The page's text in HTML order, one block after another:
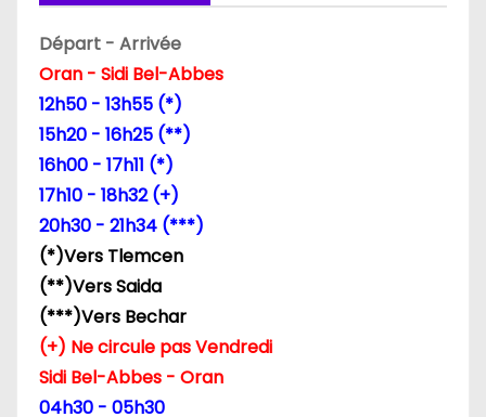
n
d
e
a
r
t
Départ - Arrivée
Oran - Sidi Bel-Abbes
12h50 - 13h55 (*)
15h20 - 16h25 (**)
16h00 - 17h11 (*)
17h10 - 18h32 (+)
20h30 - 21h34 (***)
(*)Vers Tlemcen
(**)Vers Saida
(***)Vers Bechar
(+) Ne circule pas Vendredi
Sidi Bel-Abbes - Oran
04h30 - 05h30